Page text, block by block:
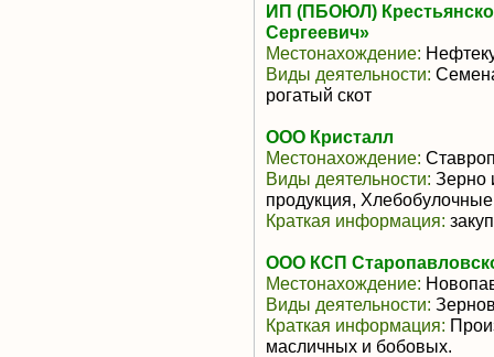
ИП (ПБОЮЛ)
Сергеевич»
Местонахождение:
Виды деятельности:
рогатый скот
ООО Кристалл
Местонахождение:
Виды деятельности: Зерно
продукция,
Краткая информация:
ООО КСП
Местонахождение:
Виды деятельности:
Краткая информация:
масличных и бобовых.